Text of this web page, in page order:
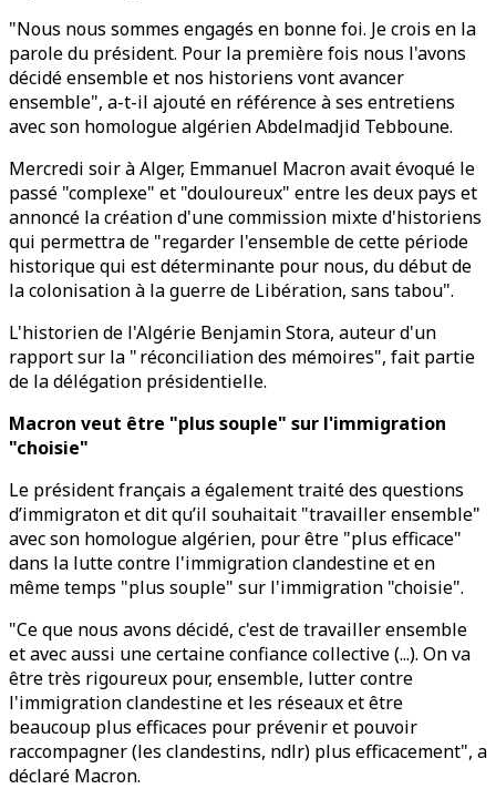
"Nous nous sommes engagés en bonne foi. Je crois en la
parole du président. Pour la première fois nous l'avons
décidé ensemble et nos historiens vont avancer
ensemble", a-t-il ajouté en référence à ses entretiens
avec son homologue algérien Abdelmadjid Tebboune.
Mercredi soir à Alger, Emmanuel Macron avait évoqué le
passé "complexe" et "douloureux" entre les deux pays et
annoncé la création d'une commission mixte d'historiens
qui permettra de "regarder l'ensemble de cette période
historique qui est déterminante pour nous, du début de
la colonisation à la guerre de Libération, sans tabou".
L'historien de l'Algérie ­Benjamin Stora, auteur d'un
rapport sur la " réconciliation des mémoires", fait partie
de la délégation présidentielle.
Macron veut être "plus souple" sur l'immigration
"choisie"
Le président français a également traité des questions
d’immigraton et dit qu’il souhaitait "travailler ensemble"
avec son homologue algérien, pour être "plus efficace"
dans la lutte contre l'immigration clandestine et en
même temps "plus souple" sur l'immigration "choisie".
"Ce que nous avons décidé, c'est de travailler ensemble
et avec aussi une certaine confiance collective (...). On va
être très rigoureux pour, ensemble, lutter contre
l'immigration clandestine et les réseaux et être
beaucoup plus efficaces pour prévenir et pouvoir
raccompagner (les clandestins, ndlr) plus efficacement", a
déclaré Macron.